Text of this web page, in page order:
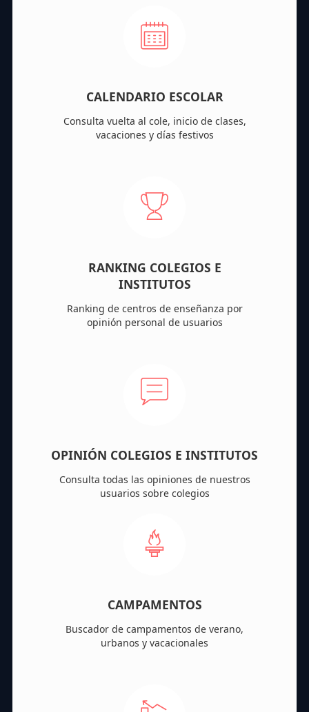
CALENDARIO ESCOLAR
Consulta vuelta al cole, inicio de clases,
vacaciones y días festivos
RANKING COLEGIOS E
INSTITUTOS
Ranking de centros de enseñanza por
opinión personal de usuarios
OPINIÓN COLEGIOS E INSTITUTOS
Consulta todas las opiniones de nuestros
usuarios sobre colegios
CAMPAMENTOS
Buscador de campamentos de verano,
urbanos y vacacionales